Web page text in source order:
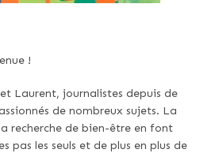
!
Laurent, journalistes depuis de
de nombreux sujets. La
recherche de bien-être en font
pas les seuls et de plus en plus de